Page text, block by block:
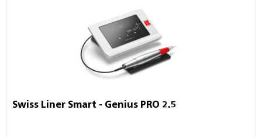
Swiss Liner Smart - Genius PRO 2.5